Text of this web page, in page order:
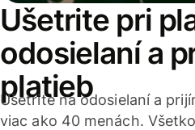
Ušetrite pri
odosielaní a
platieb
Ušetrite na odosielaní a
viac ako 40 menách.